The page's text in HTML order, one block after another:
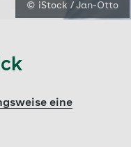
© iStock / Jan-Otto
eine